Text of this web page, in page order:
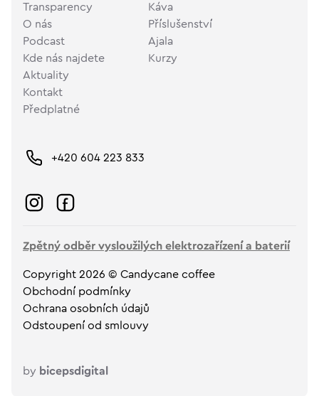
Transparency
O nás
Podcast
Kde nás najdete
Aktuality
Kontakt
Předplatné
Káva
Příslušenství
Ajala
Kurzy
+420 604 223 833
Zpětný odběr vysloužilých elektrozařízení a baterií
Copyright 2026 © Candycane coffee
Obchodní podmínky
Ochrana osobních údajů
Odstoupení od smlouvy
by bicepsdigital